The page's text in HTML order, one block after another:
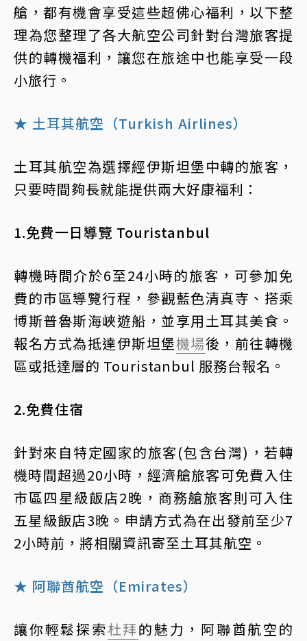
艙，都有機會享受這些超佛心福利，以下整
理為您整理了各大航空公司針對台灣旅客提
供的轉機福利，讓您在旅途中也能享受一段
小旅行。
★ 土耳其航空（Turkish Airlines）
土耳其航空為選擇經伊斯坦堡中轉的旅客，
只要時間夠長就能提供兩大好康福利：
1.免費一日導覽 Touristanbul
轉機時間介於6至24小時的旅客，可參加免
費的市區導覽行程，參觀藍色清真寺、搭乘
博斯普魯斯海峽遊船，並享用土耳其美食。
報名方式為抵達伊斯坦堡機場後，前往轉機
區或抵達層的 Touristanbul 服務台報名。
2.免費住宿
針對來自特定國家的旅客(包含台灣)，若轉
機時間超過20小時，經濟艙旅客可免費入住
市區四星級飯店2晚，商務艙旅客則可入住
五星級飯店3晚。申請方式為在出發前至少7
2小時前，將相關資訊寄至土耳其航空。
★ 阿聯酋航空（Emirates）
讓你輕鬆探索杜拜的魅力，阿聯酋航空的